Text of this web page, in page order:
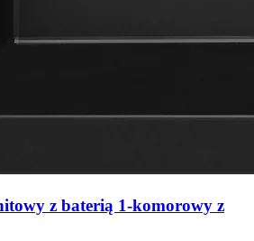
z baterią 1-komorowy z